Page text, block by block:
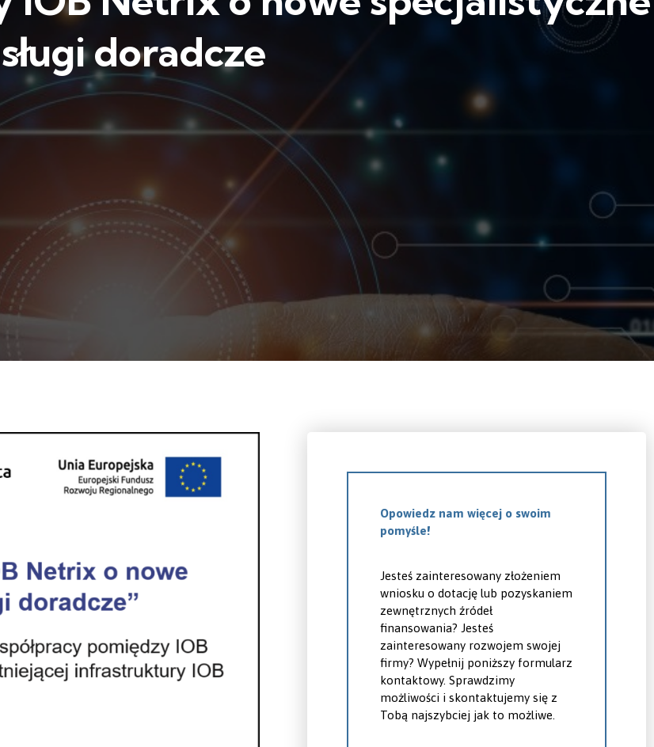
doradcze
Opowiedz nam więcej o swoim
pomyśle!
Jesteś zainteresowany złożeniem
wniosku o dotację lub pozyskaniem
zewnętrznych źródeł
finansowania? Jesteś
zainteresowany rozwojem swojej
firmy? Wypełnij poniższy formularz
kontaktowy. Sprawdzimy
możliwości i skontaktujemy się z
Tobą najszybciej jak to możliwe.